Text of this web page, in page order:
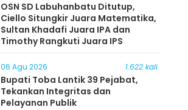
OSN SD Labuhanbatu Ditutup,
Ciello Situngkir Juara Matematika,
Sultan Khadafi Juara IPA dan
Timothy Rangkuti Juara IPS
06 Agu 2026 1.622 kali
Bupati Toba Lantik 39 Pejabat,
Tekankan Integritas dan
Pelayanan Publik